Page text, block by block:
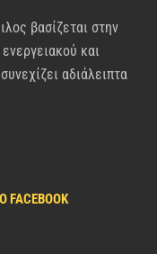
βασίζεται στην
και
αδιάλειπτα